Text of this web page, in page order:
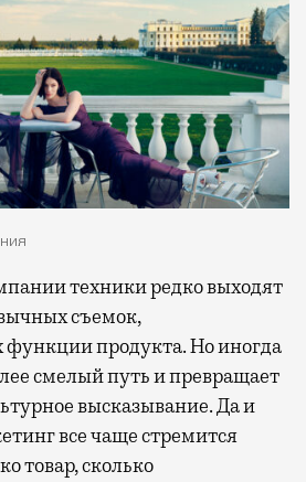
съемок,
продукта. Но иногда
смелый путь и превращает
высказывание. Да и
все чаще стремится
товар, сколько